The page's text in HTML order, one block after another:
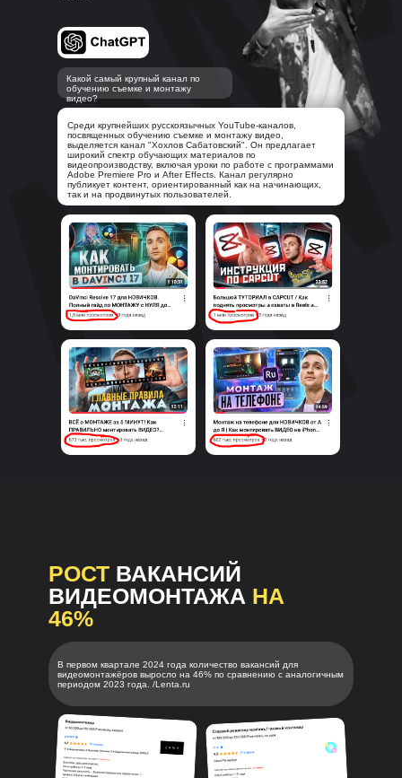
Какой самый крупный канал по
обучению съемке и монтажу
видео?
Среди крупнейших русскоязычных YouTube-каналов,
посвященных обучению съемке и монтажу видео,
выделяется канал "Хохлов Сабатовский". Он предлагает
широкий спектр обучающих материалов по
видеопроизводству, включая уроки по работе с программами
Adobe Premiere Pro и After Effects. Канал регулярно
публикует контент, ориентированный как на начинающих,
так и на продвинутых пользователей.
РОСТ ВАКАНСИЙ
ВИДЕОМОНТАЖА НА
46%
В первом квартале 2024 года количество вакансий для
видеомонтажёров выросло на 46% по сравнению с аналогичным
периодом 2023 года. /Lenta.ru